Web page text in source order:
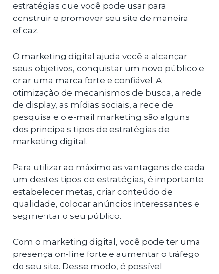
estratégias que você pode usar para
construir e promover seu site de maneira
eficaz.
O marketing digital ajuda você a alcançar
seus objetivos, conquistar um novo público e
criar uma marca forte e confiável. A
otimização de mecanismos de busca, a rede
de display, as mídias sociais, a rede de
pesquisa e o e-mail marketing são alguns
dos principais tipos de estratégias de
marketing digital.
Para utilizar ao máximo as vantagens de cada
um destes tipos de estratégias, é importante
estabelecer metas, criar conteúdo de
qualidade, colocar anúncios interessantes e
segmentar o seu público.
Com o marketing digital, você pode ter uma
presença on-line forte e aumentar o tráfego
do seu site. Desse modo, é possível